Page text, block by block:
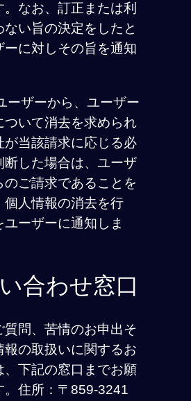
なお、訂正または利
ない旨の決定をしたと
ーに対しその旨を通知
ーザーから、ユーザー
ついて消去を求められ
が当該請求に応じる必
断した場合は、ユーザ
のご請求であることを
個人情報の消去を行
ユーザーに通知しま
合わせ窓口
問、苦情のお申出そ
報の取扱いに関するお
、下記の窓口までお願
。住所：〒859-3241